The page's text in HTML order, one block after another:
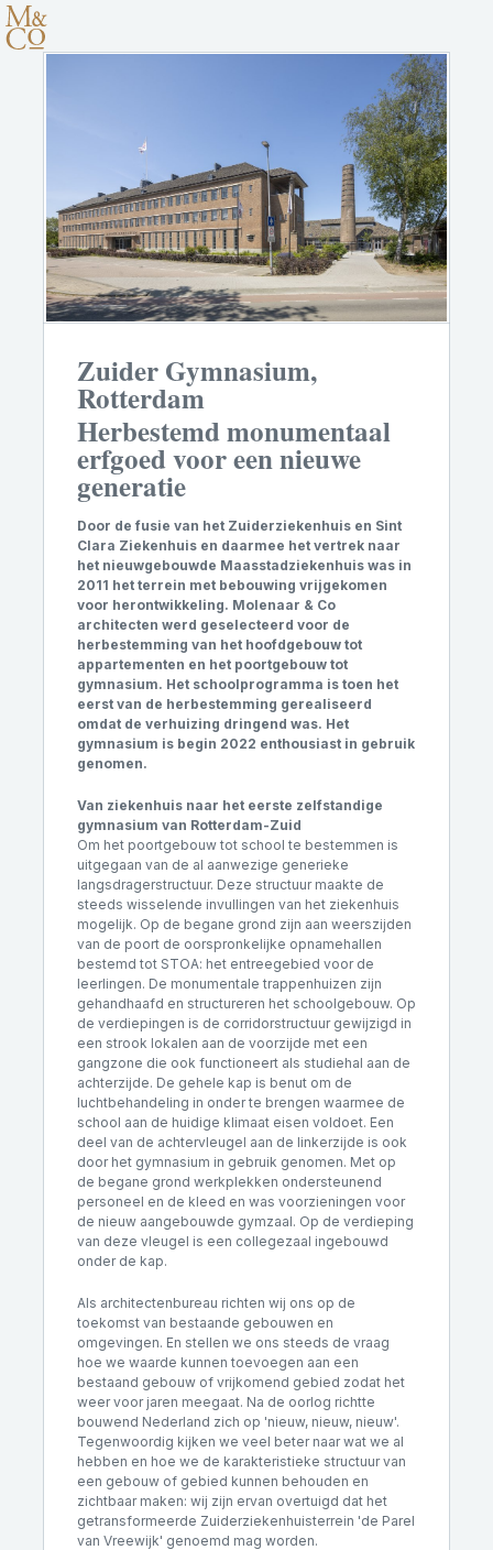
Zuider Gymnasium,
Rotterdam
Herbestemd monumentaal
erfgoed voor een nieuwe
generatie
Door de fusie van het Zuiderziekenhuis en Sint
Clara Ziekenhuis en daarmee het vertrek naar
het nieuwgebouwde Maasstadziekenhuis was in
2011 het terrein met bebouwing vrijgekomen
voor herontwikkeling. Molenaar & Co
architecten werd geselecteerd voor de
herbestemming van het hoofdgebouw tot
appartementen en het poortgebouw tot
gymnasium. Het schoolprogramma is toen het
eerst van de herbestemming gerealiseerd
omdat de verhuizing dringend was. Het
gymnasium is begin 2022 enthousiast in gebruik
genomen.
Van ziekenhuis naar het eerste zelfstandige
gymnasium van Rotterdam-Zuid
Om het poortgebouw tot school te bestemmen is
uitgegaan van de al aanwezige generieke
langsdragerstructuur. Deze structuur maakte de
steeds wisselende invullingen van het ziekenhuis
mogelijk. Op de begane grond zijn aan weerszijden
van de poort de oorspronkelijke opnamehallen
bestemd tot STOA: het entreegebied voor de
leerlingen. De monumentale trappenhuizen zijn
gehandhaafd en structureren het schoolgebouw. Op
de verdiepingen is de corridorstructuur gewijzigd in
een strook lokalen aan de voorzijde met een
gangzone die ook functioneert als studiehal aan de
achterzijde. De gehele kap is benut om de
luchtbehandeling in onder te brengen waarmee de
school aan de huidige klimaat eisen voldoet. Een
deel van de achtervleugel aan de linkerzijde is ook
door het gymnasium in gebruik genomen. Met op
de begane grond werkplekken ondersteunend
personeel en de kleed en was voorzieningen voor
de nieuw aangebouwde gymzaal. Op de verdieping
van deze vleugel is een collegezaal ingebouwd
onder de kap.
Als architectenbureau richten wij ons op de
toekomst van bestaande gebouwen en
omgevingen. En stellen we ons steeds de vraag
hoe we waarde kunnen toevoegen aan een
bestaand gebouw of vrijkomend gebied zodat het
weer voor jaren meegaat. Na de oorlog richtte
bouwend Nederland zich op 'nieuw, nieuw, nieuw'.
Tegenwoordig kijken we veel beter naar wat we al
hebben en hoe we de karakteristieke structuur van
een gebouw of gebied kunnen behouden en
zichtbaar maken: wij zijn ervan overtuigd dat het
getransformeerde Zuiderziekenhuisterrein 'de Parel
van Vreewijk' genoemd mag worden.